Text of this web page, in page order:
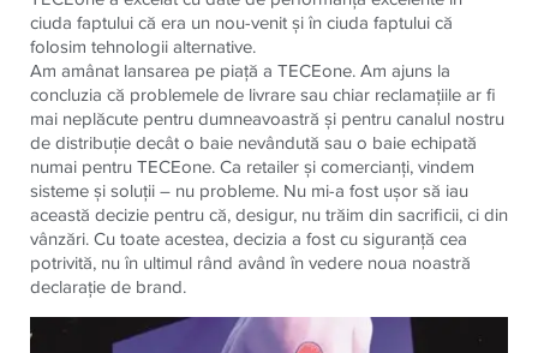
ciuda faptului că era un nou-venit şi în ciuda faptului că
folosim tehnologii alternative.
Am amânat lansarea pe piaţă a TECEone. Am ajuns la
concluzia că problemele de livrare sau chiar reclamaţiile ar fi
mai neplăcute pentru dumneavoastră şi pentru canalul nostru
de distribuţie decât o baie nevândută sau o baie echipată
numai pentru TECEone. Ca retailer şi comercianţi, vindem
sisteme şi soluţii – nu probleme. Nu mi-a fost uşor să iau
această decizie pentru că, desigur, nu trăim din sacrificii, ci din
vânzări. Cu toate acestea, decizia a fost cu siguranţă cea
potrivită, nu în ultimul rând având în vedere noua noastră
declaraţie de brand.